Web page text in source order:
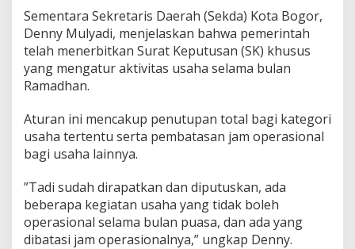
g
R
a
m
a
a
n
Sementara Sekretaris Daerah (Sekda) Kota Bogor,
Denny Mulyadi, menjelaskan bahwa pemerintah
telah menerbitkan Surat Keputusan (SK) khusus
yang mengatur aktivitas usaha selama bulan
Ramadhan.
Aturan ini mencakup penutupan total bagi kategori
usaha tertentu serta pembatasan jam operasional
bagi usaha lainnya.
​”Tadi sudah dirapatkan dan diputuskan, ada
beberapa kegiatan usaha yang tidak boleh
operasional selama bulan puasa, dan ada yang
dibatasi jam operasionalnya,” ungkap Denny.